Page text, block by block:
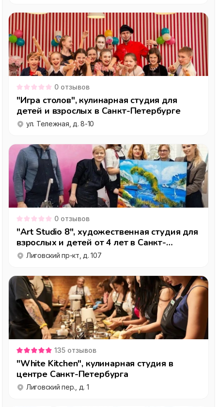
0 отзывов
"Игра столов", кулинарная студия для
детей и взрослых в Санкт-Петербурге
ул. Тележная, д. 8-10
0 отзывов
"Art Studio 8", художественная студия для
взрослых и детей от 4 лет в Санкт-
Петербурге
Лиговский пр-кт, д. 107
135 отзывов
"White Kitchen", кулинарная студия в
центре Санкт-Петербурга
Лиговский пер., д. 1